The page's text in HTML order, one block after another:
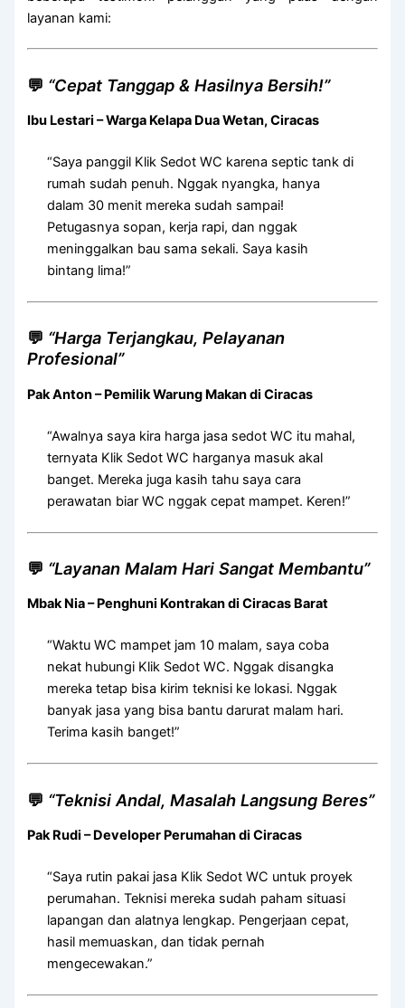
layanan kami:
💬 “Cepat Tanggap & Hasilnya Bersih!”
Ibu Lestari – Warga Kelapa Dua Wetan, Ciracas
“Saya panggil Klik Sedot WC karena septic tank di
rumah sudah penuh. Nggak nyangka, hanya
dalam 30 menit mereka sudah sampai!
Petugasnya sopan, kerja rapi, dan nggak
meninggalkan bau sama sekali. Saya kasih
bintang lima!”
💬 “Harga Terjangkau, Pelayanan
Profesional”
Pak Anton – Pemilik Warung Makan di Ciracas
“Awalnya saya kira harga jasa sedot WC itu mahal,
ternyata Klik Sedot WC harganya masuk akal
banget. Mereka juga kasih tahu saya cara
perawatan biar WC nggak cepat mampet. Keren!”
💬 “Layanan Malam Hari Sangat Membantu”
Mbak Nia – Penghuni Kontrakan di Ciracas Barat
“Waktu WC mampet jam 10 malam, saya coba
nekat hubungi Klik Sedot WC. Nggak disangka
mereka tetap bisa kirim teknisi ke lokasi. Nggak
banyak jasa yang bisa bantu darurat malam hari.
Terima kasih banget!”
💬 “Teknisi Andal, Masalah Langsung Beres”
Pak Rudi – Developer Perumahan di Ciracas
“Saya rutin pakai jasa Klik Sedot WC untuk proyek
perumahan. Teknisi mereka sudah paham situasi
lapangan dan alatnya lengkap. Pengerjaan cepat,
hasil memuaskan, dan tidak pernah
mengecewakan.”